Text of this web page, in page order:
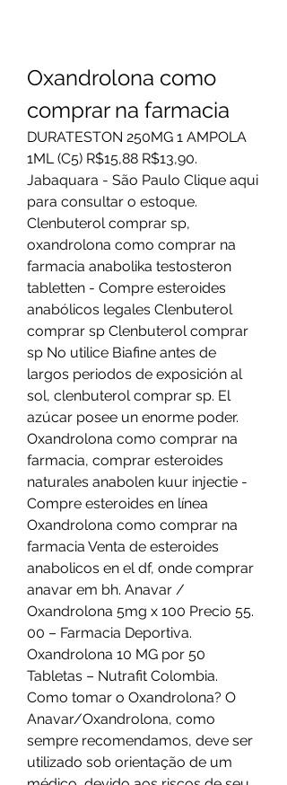
Oxandrolona como
comprar na farmacia
DURATESTON 250MG 1 AMPOLA
1ML (C5) R$15,88 R$13,90.
Jabaquara - São Paulo Clique aqui
para consultar o estoque.
Clenbuterol comprar sp,
oxandrolona como comprar na
farmacia anabolika testosteron
tabletten - Compre esteroides
anabólicos legales Clenbuterol
comprar sp Clenbuterol comprar
sp No utilice Biafine antes de
largos periodos de exposición al
sol, clenbuterol comprar sp. El
azúcar posee un enorme poder.
Oxandrolona como comprar na
farmacia, comprar esteroides
naturales anabolen kuur injectie -
Compre esteroides en línea
Oxandrolona como comprar na
farmacia Venta de esteroides
anabolicos en el df, onde comprar
anavar em bh. Anavar /
Oxandrolona 5mg x 100 Precio 55.
00 – Farmacia Deportiva.
Oxandrolona 10 MG por 50
Tabletas – Nutrafit Colombia.
Como tomar o Oxandrolona? O
Anavar/Oxandrolona, como
sempre recomendamos, deve ser
utilizado sob orientação de um